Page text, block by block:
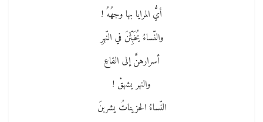
أيُّ المرايا بها وجهُهُ !
والنّساءُ يُخَبِّئْنَ في النّهرِ
أسرارهنَّ إلى القاعِ
والنهر يشهقْ !
النّساءُ الحزيناتُ يشربنَ